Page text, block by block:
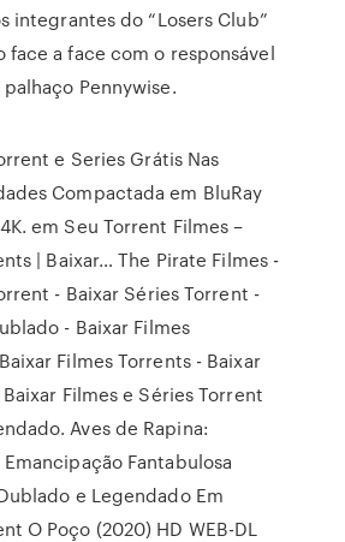
integrantes do “Losers Club”
face a face com o responsável
Pennywise.
e Series Grátis Nas
Compactada em BluRay
em Seu Torrent Filmes –
| Baixar… The Pirate Filmes -
- Baixar Séries Torrent -
- Baixar Filmes
Filmes Torrents - Baixar
Filmes e Séries Torrent
Aves de Rapina:
Fantabulosa
e Legendado Em
O Poço (2020) HD WEB-DL